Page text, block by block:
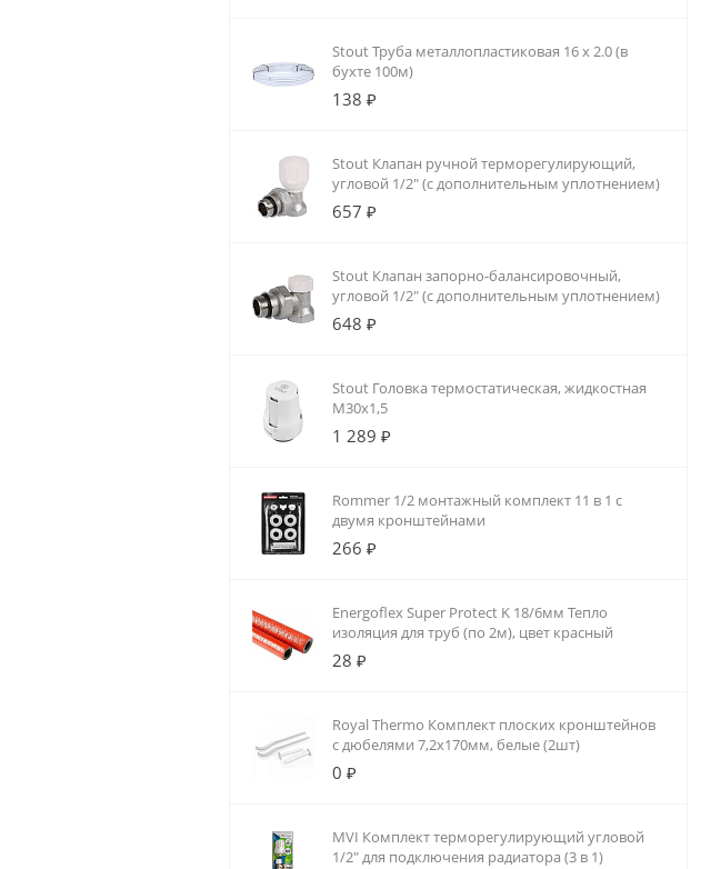
Stout Труба металлопластиковая 16 х 2.0 (в
бухте 100м)
138 ₽
Stout Клапан ручной терморегулирующий,
угловой 1/2" (с дополнительным уплотнением)
657 ₽
Stout Клапан запорно-балансировочный,
угловой 1/2" (с дополнительным уплотнением)
648 ₽
Stout Головка термостатическая, жидкостная
M30x1,5
1 289 ₽
Rommer 1/2 монтажный комплект 11 в 1 с
двумя кронштейнами
266 ₽
Energoflex Super Protect K 18/6мм Тепло
изоляция для труб (по 2м), цвет красный
28 ₽
Royal Thermo Комплект плоских кронштейнов
с дюбелями 7,2х170мм, белые (2шт)
0 ₽
MVI Комплект терморегулирующий угловой
1/2" для подключения радиатора (3 в 1)